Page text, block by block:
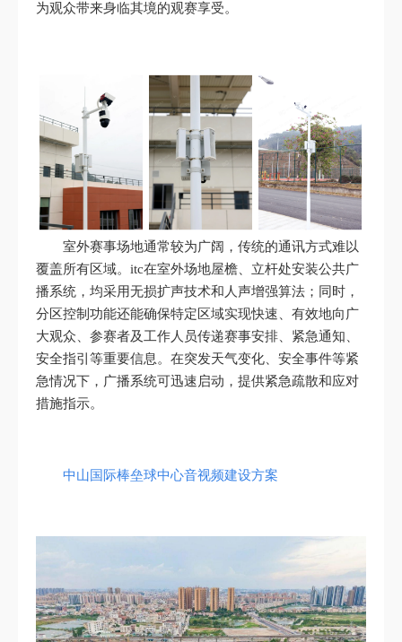
为观众带来身临其境的观赛享受。
室外赛事场地通常较为广阔，传统的通讯方式难以
覆盖所有区域。itc在室外场地屋檐、立杆处安装公共广
播系统，均采用无损扩声技术和人声增强算法；同时，
分区控制功能还能确保特定区域实现快速、有效地向广
大观众、参赛者及工作人员传递赛事安排、紧急通知、
安全指引等重要信息。在突发天气变化、安全事件等紧
急情况下，广播系统可迅速启动，提供紧急疏散和应对
措施指示。
中山国际棒垒球中心音视频建设方案